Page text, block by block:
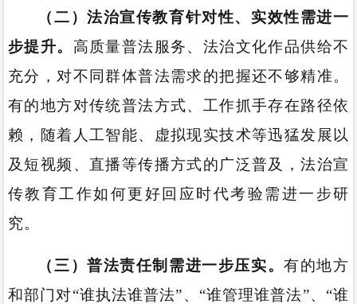
（二）法治宣传教育针对性、实效性需进一
步提升。 高质量普法服务、法治文化作品供给不
充分，对不同群体普法需求的把握还不够精准。
有的地方对传统普法方式、工作抓手存在路径依
赖，随着人工智能、虚拟现实技术等迅猛发展以
及短视频、直播等传播方式的广泛普及，法治宣
传教育工作如何更好回应时代考验需进一步研
究。
（三）普法责任制需进一步压实。有的地方
和部门对“谁执法谁普法”、“谁管理谁普法”、“谁